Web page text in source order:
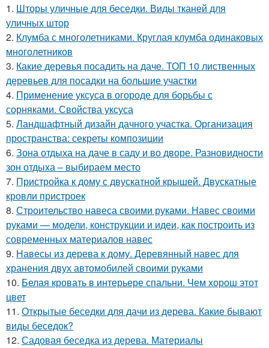
1. Шторы уличные для беседки. Виды тканей для
уличных штор
2. Клумба с многолетниками. Круглая клумба одинаковых
многолетников
3. Какие деревья посадить на даче. ТОП 10 лиственных
деревьев для посадки на большие участки
4. Применение уксуса в огороде для борьбы с
сорняками. Свойства уксуса
5. Ландшафтный дизайн дачного участка. Организация
пространства: секреты композиции
6. Зона отдыха на даче в саду и во дворе. Разновидности
зон отдыха – выбираем место
7. Пристройка к дому с двускатной крышей. Двускатные
кровли пристроек
8. Строительство навеса своими руками. Навес своими
руками — модели, конструкции и идеи, как построить из
современных материалов навес
9. Навесы из дерева к дому. Деревянный навес для
хранения двух автомобилей своими руками
10. Белая кровать в интерьере спальни. Чем хорош этот
цвет
11. Открытые беседки для дачи из дерева. Какие бывают
виды беседок?
12. Садовая беседка из дерева. Материалы